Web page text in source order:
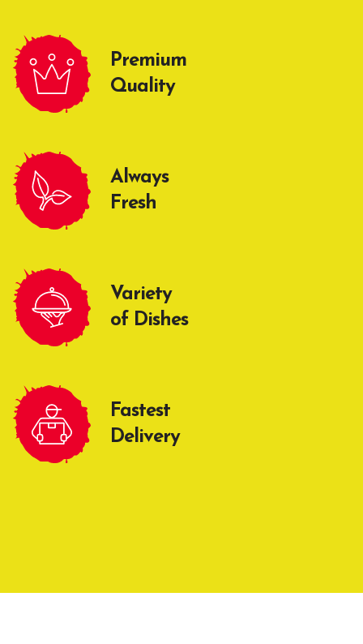
Premium
Quality
Always
Fresh
Variety
of Dishes
Fastest
Delivery